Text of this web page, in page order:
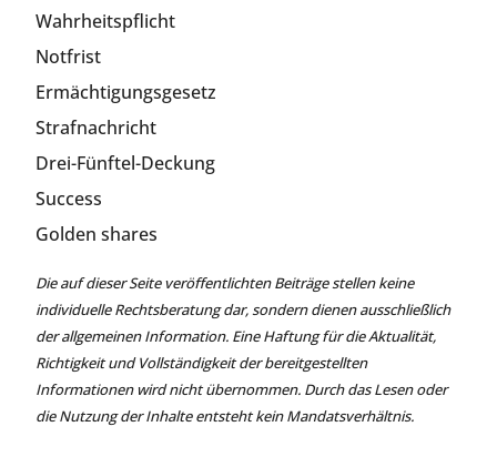
Wahrheitspflicht
Notfrist
Ermächtigungsgesetz
Strafnachricht
Drei-Fünftel-Deckung
Success
Golden shares
Die auf dieser Seite veröffentlichten Beiträge stellen keine
individuelle Rechtsberatung dar, sondern dienen ausschließlich
der allgemeinen Information. Eine Haftung für die Aktualität,
Richtigkeit und Vollständigkeit der bereitgestellten
Informationen wird nicht übernommen. Durch das Lesen oder
die Nutzung der Inhalte entsteht kein Mandatsverhältnis.